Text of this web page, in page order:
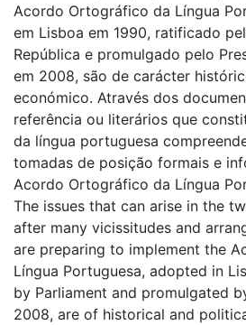
Acordo Ortográfico da Língua
em Lisboa em 1990, ratificado
República e promulgado pelo
em 2008, são de carácter
económico. Através dos
referência ou literários que
da língua portuguesa
tomadas de posição formais e
Acordo Ortográfico da Língua
The issues that can arise in the
after many vicissitudes and
are preparing to implement the
Língua Portuguesa, adopted in
by Parliament and promulgated
2008, are of historical and